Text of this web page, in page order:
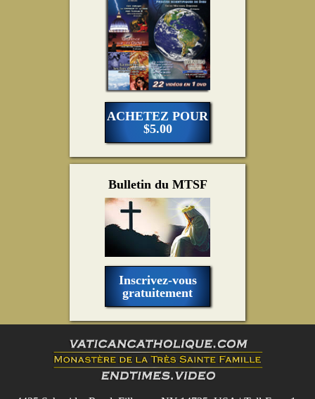
ACHETEZ POUR
$5.00
Bulletin du MTSF
Inscrivez-vous
gratuitement